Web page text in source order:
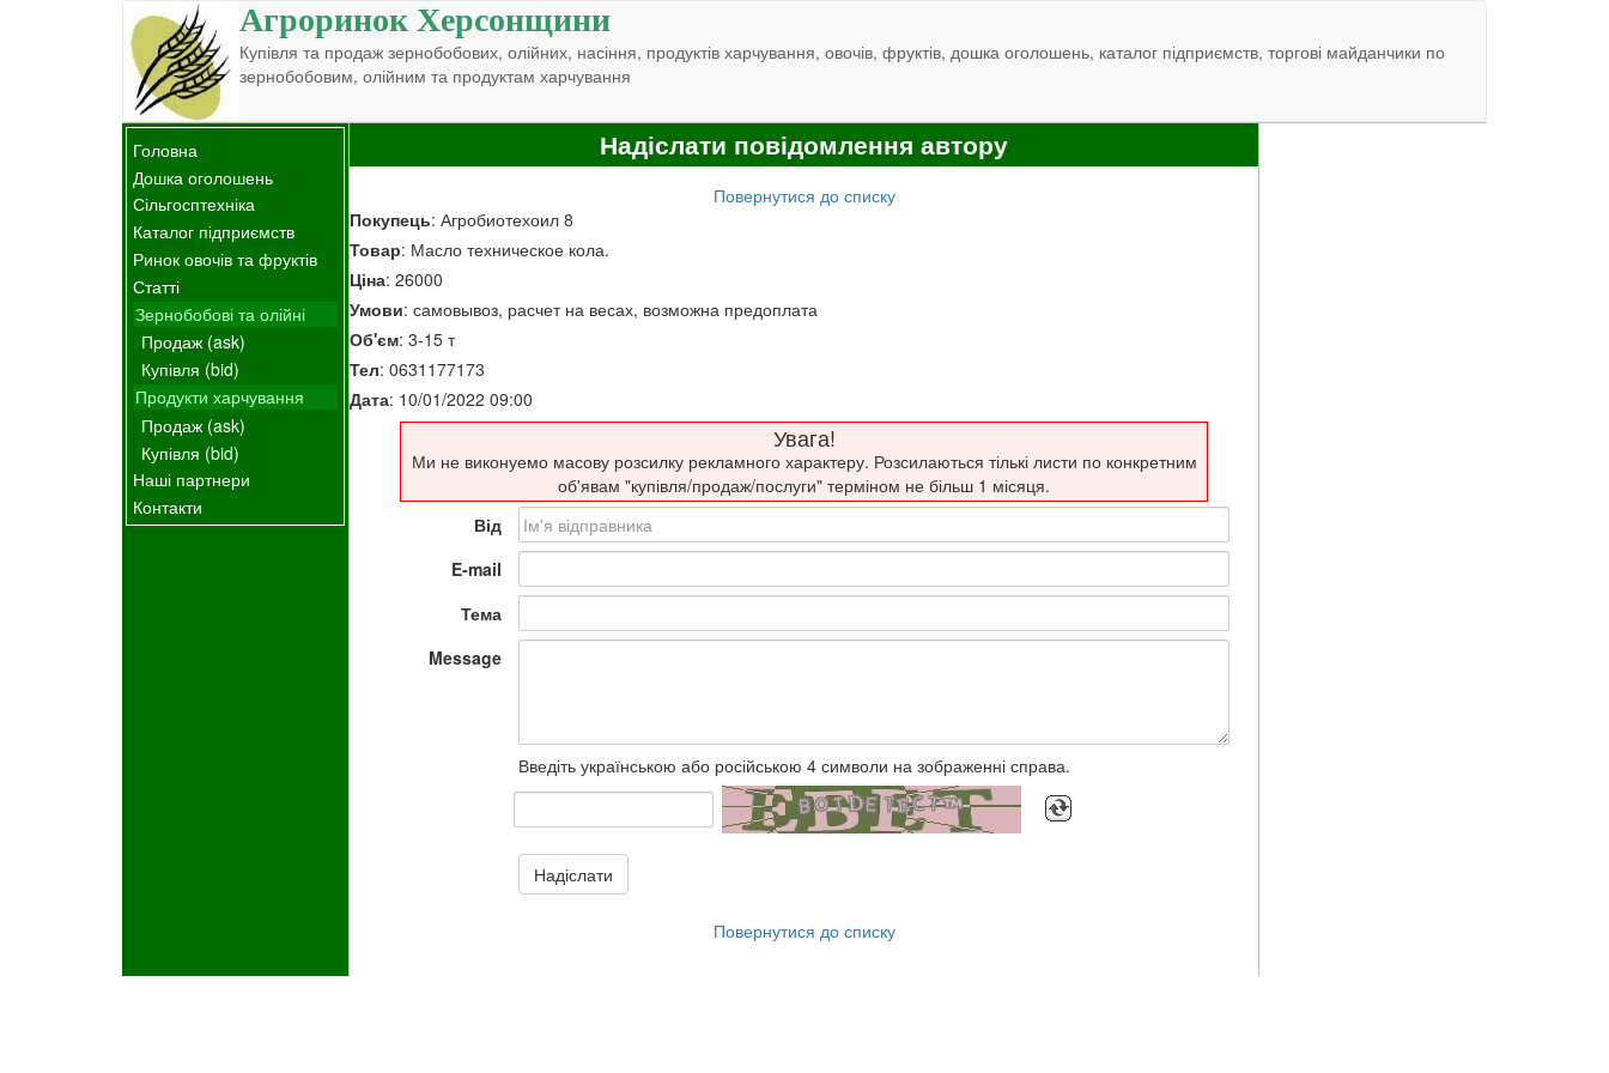
Агроринок Херсонщини
Купівля та продаж зернобобових, олійних, насіння, продуктів харчування, овочів, фруктів, дошка оголошень, каталог підприємств, торгові майданчики по
зернобобовим, олійним та продуктам харчування
Головна
Дошка оголошень
Сільгосптехніка
Каталог підприємств
Ринок овочів та фруктів
Статті
Зернобобові та олійні
Продаж (ask)
Купівля (bid)
Продукти харчування
Продаж (ask)
Купівля (bid)
Наші партнери
Контакти
Надіслати повідомлення автору
Повернутися до списку
Покупець: Агробиотехоил 8
Товар: Масло техническое кола.
Ціна: 26000
Умови: самовывоз, расчет на весах, возможна предоплата
Об'єм: 3-15 т
Тел: 0631177173
Дата: 10/01/2022 09:00
Увага!
Ми не виконуемо масову розсилку рекламного характеру. Розсилаються тількі листи по конкретним
об'явам "купівля/продаж/послуги" терміном не більш 1 місяця.
Від
E-mail
Тема
Message
Введіть українською або російською 4 символи на зображенні справа.
Надіслати
Повернутися до списку